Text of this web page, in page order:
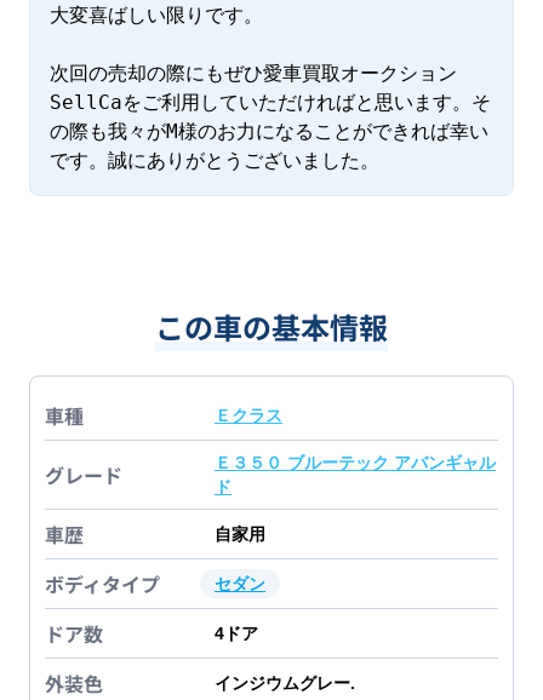
大変喜ばしい限りです。
次回の売却の際にもぜひ愛車買取オークション
SellCaをご利用していただければと思います。そ
の際も我々がM様のお力になることができれば幸い
です。誠にありがとうございました。
この車の基本情報
車種 Ｅクラス
グレード
Ｅ３５０ ブルーテック アバンギャル
ド
車歴 自家用
ボディタイプ セダン
ドア数 4 ドア
外装色 インジウムグレー.